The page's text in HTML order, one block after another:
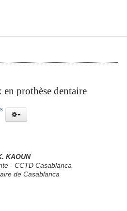
prothèse dentaire
KAOUN
- CCTD Casablanca
de Casablanca